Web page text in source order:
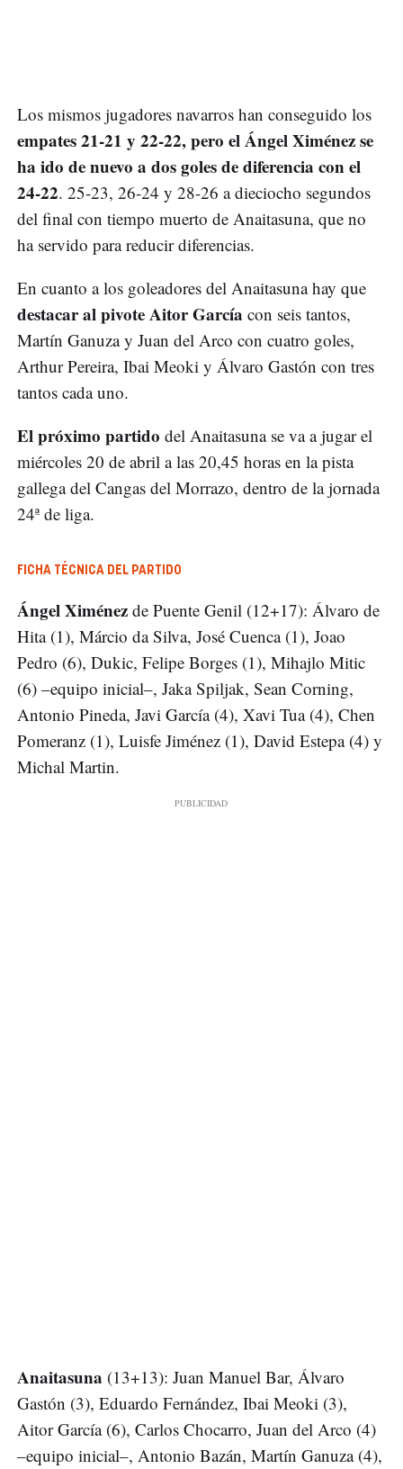
Los mismos jugadores navarros han conseguido los
empates 21-21 y 22-22, pero el Ángel Ximénez se
ha ido de nuevo a dos goles de diferencia con el
24-22. 25-23, 26-24 y 28-26 a dieciocho segundos
del final con tiempo muerto de Anaitasuna, que no
ha servido para reducir diferencias.
En cuanto a los goleadores del Anaitasuna hay que
destacar al pivote Aitor García con seis tantos,
Martín Ganuza y Juan del Arco con cuatro goles,
Arthur Pereira, Ibai Meoki y Álvaro Gastón con tres
tantos cada uno.
El próximo partido del Anaitasuna se va a jugar el
miércoles 20 de abril a las 20,45 horas en la pista
gallega del Cangas del Morrazo, dentro de la jornada
24ª de liga.
FICHA TÉCNICA DEL PARTIDO
Ángel Ximénez de Puente Genil (12+17): Álvaro de
Hita (1), Márcio da Silva, José Cuenca (1), Joao
Pedro (6), Dukic, Felipe Borges (1), Mihajlo Mitic
(6) –equipo inicial–, Jaka Spiljak, Sean Corning,
Antonio Pineda, Javi García (4), Xavi Tua (4), Chen
Pomeranz (1), Luisfe Jiménez (1), David Estepa (4) y
Michal Martin.
Anaitasuna (13+13): Juan Manuel Bar, Álvaro
Gastón (3), Eduardo Fernández, Ibai Meoki (3),
Aitor García (6), Carlos Chocarro, Juan del Arco (4)
–equipo inicial–, Antonio Bazán, Martín Ganuza (4),